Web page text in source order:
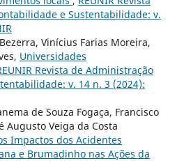
e Sustentabilidade: v.
Vinícius Farias Moreira,
Universidades
Revista de Administração
v. 14 n. 3 (2024):
de Souza Fogaça, Francisco
Augusto Veiga da Costa
Impactos dos Acidentes
e Brumadinho nas Ações da